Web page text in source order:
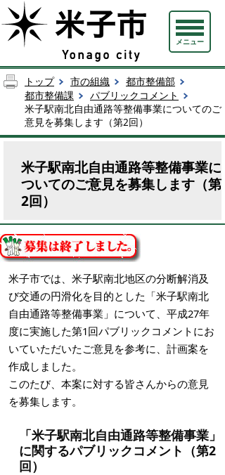
メニュー
トップ 市の組織
都市整備部
都市整備課
パブリックコメント
米子駅南北自由通路等整備事業についてのご
意見を募集します（第2回）
米子駅南北自由通路等整備事業に
ついてのご意見を募集します（第
2回）
米子市では、米子駅南北地区の分断解消及
び交通の円滑化を目的とした「米子駅南北
自由通路等整備事業」について、平成27年
度に実施した第1回パブリックコメントにお
いていただいたご意見を参考に、計画案を
作成しました。
このたび、本案に対する皆さんからの意見
を募集します。
「米子駅南北自由通路等整備事業」
に関するパブリックコメント（第2
回）